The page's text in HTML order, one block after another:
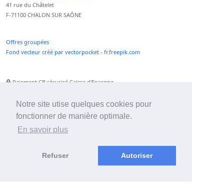
Notre site utise quelques cookies pour
fonctionner de manière optimale.
En savoir plus
Refuser Autoriser
41 rue du Châtelet
F-71100 CHALON SUR SAÔNE
Offres groupées
Fond vecteur créé par vectorpocket - fr.freepik.com
Paiement CB sécurisé Caisse d'Epargne
Paiement Paypal accepté